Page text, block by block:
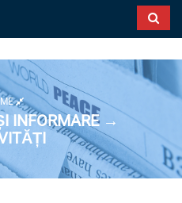
INFORMARE →